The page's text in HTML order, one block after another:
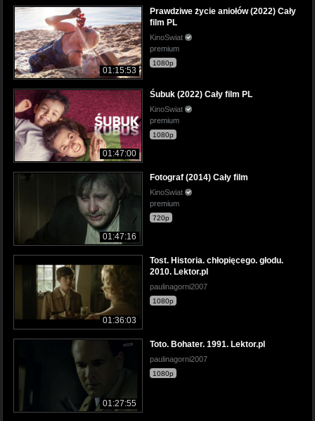
01:15:53
Prawdziwe życie aniołów (2022) Cały
film PL
KinoSwiat
premium
1080p
01:47:00
Śubuk (2022) Cały film PL
KinoSwiat
premium
1080p
01:47:16
Fotograf (2014) Cały film
KinoSwiat
premium
720p
01:36:03
Tost. Historia. chłopięcego. głodu.
2010. Lektor.pl
paulinagorni2007
1080p
01:27:55
Toto. Bohater. 1991. Lektor.pl
paulinagorni2007
1080p